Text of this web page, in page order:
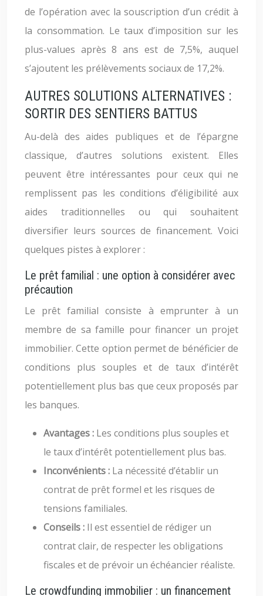
de l’opération avec la souscription d’un crédit à
la consommation. Le taux d’imposition sur les
plus-values après 8 ans est de 7,5%, auquel
s’ajoutent les prélèvements sociaux de 17,2%.
AUTRES SOLUTIONS ALTERNATIVES :
SORTIR DES SENTIERS BATTUS
Au-delà des aides publiques et de l’épargne
classique, d’autres solutions existent. Elles
peuvent être intéressantes pour ceux qui ne
remplissent pas les conditions d’éligibilité aux
aides traditionnelles ou qui souhaitent
diversifier leurs sources de financement. Voici
quelques pistes à explorer :
Le prêt familial : une option à considérer avec
précaution
Le prêt familial consiste à emprunter à un
membre de sa famille pour financer un projet
immobilier. Cette option permet de bénéficier de
conditions plus souples et de taux d’intérêt
potentiellement plus bas que ceux proposés par
les banques.
Avantages : Les conditions plus souples et
le taux d’intérêt potentiellement plus bas.
Inconvénients : La nécessité d’établir un
contrat de prêt formel et les risques de
tensions familiales.
Conseils : Il est essentiel de rédiger un
contrat clair, de respecter les obligations
fiscales et de prévoir un échéancier réaliste.
Le crowdfunding immobilier : un financement